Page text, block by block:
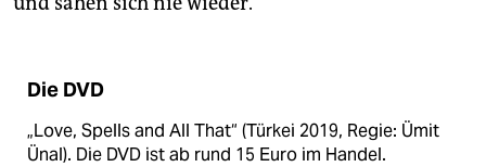
Die DVD
„Love, Spells and All That“ (Türkei 2019, Regie: Ümit
Ünal). Die DVD ist ab rund 15 Euro im Handel.